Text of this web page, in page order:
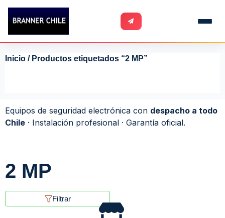
Inicio / Productos etiquetados “2 MP”
Equipos de seguridad electrónica con despacho a todo
Chile · Instalación profesional · Garantía oficial.
2 MP
Filtrar